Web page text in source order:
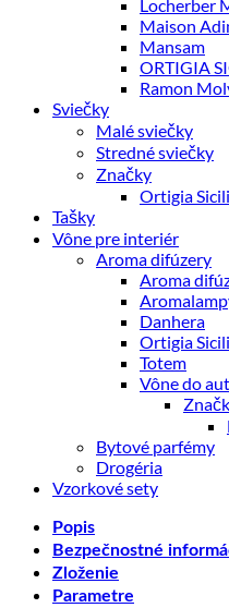
Locherber
Maison
Mansam
ORTIGIA
Ramon
Sviečky
Malé sviečky
Stredné sviečky
Značky
Ortigia
Tašky
Vône pre interiér
Aroma difúzery
Aroma
Danhera
Ortigia
Totem
Vône do
Bytové parfémy
Drogéria
Vzorkové sety
Popis
Bezpečnostné
Zloženie
Parametre